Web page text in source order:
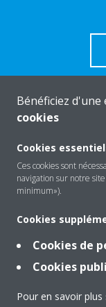
Solutions
Contact
Products
Bénéficiez
cookies
Cookies
Ces cookies sont
navigation sur notre
minimum»).
Cookies
Cookies de
Cookies
Pour en savoir